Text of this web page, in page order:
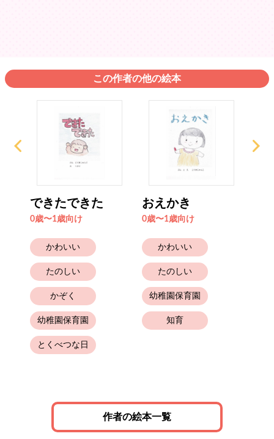
この作者の他の絵本
できたできた
0歳〜1歳向け
かわいい
たのしい
かぞく
幼稚園保育園
とくべつな日
おえかき
0歳〜1歳向け
かわいい
たのしい
幼稚園保育園
知育
作者の絵本一覧